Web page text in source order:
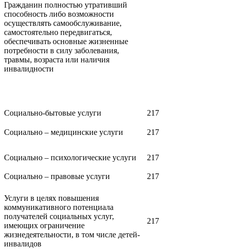
Гражданин полностью утративший
способность либо возможности
осуществлять самообслуживание,
самостоятельно передвигаться,
обеспечивать основные жизненные
потребности в силу заболевания,
травмы, возраста или наличия
инвалидности
Социально-бытовые услуги 217
Социально – медицинские услуги 217
Социально – психологические услуги 217
Социально – правовые услуги 217
Услуги в целях повышения
коммуникативного потенциала
получателей социальных услуг,
имеющих ограничение
жизнедеятельности, в том числе детей-
инвалидов
217